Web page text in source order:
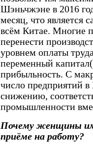
Шэньчжэне в 2016
месяц, что является
всём Китае. Многие
перенести
уровнем оплаты
переменный
прибыльность. С
число предприятий
снижению,
промышленности
Почему женщины
приёме на работу?